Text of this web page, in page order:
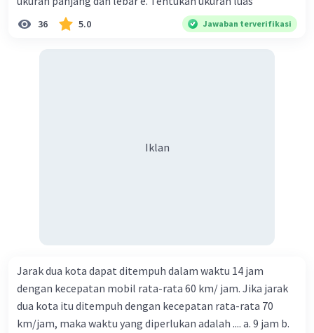
36 5.0 Jawaban terverifikasi
Iklan
Jarak dua kota dapat ditempuh dalam waktu 14 jam
dengan kecepatan mobil rata-rata 60 km/ jam. Jika jarak
dua kota itu ditempuh dengan kecepatan rata-rata 70
km/jam, maka waktu yang diperlukan adalah .... a. 9 jam b.